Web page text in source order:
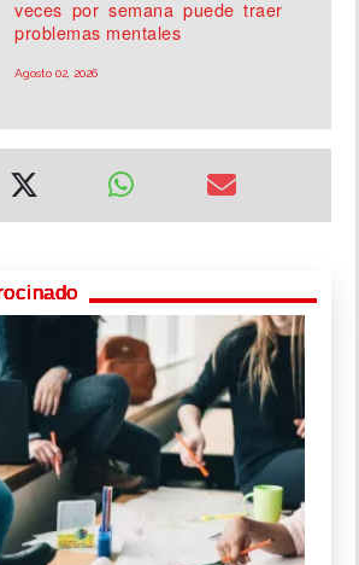
veces por semana puede traer
problemas mentales
Agosto 02, 2026